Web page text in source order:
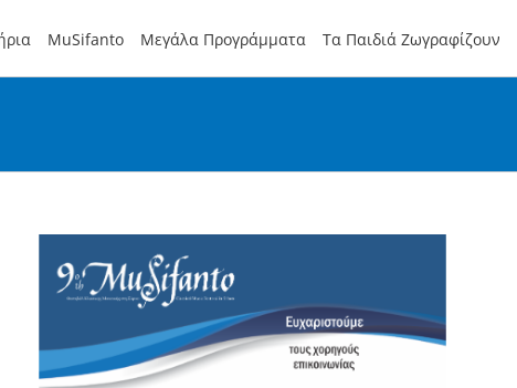
MuSifanto Μεγάλα Προγράμματα Τα Παιδιά Ζωγραφίζουν